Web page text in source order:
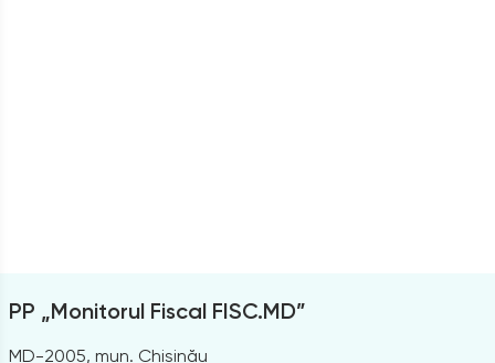
PP „Monitorul Fiscal FISC.MD”
MD-2005, mun. Chișinău